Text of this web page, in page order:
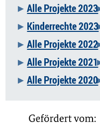
Alle Projekte 2023
Kinderrechte 2023
Alle Projekte 2022
Alle Projekte 2021
Alle Projekte 2020